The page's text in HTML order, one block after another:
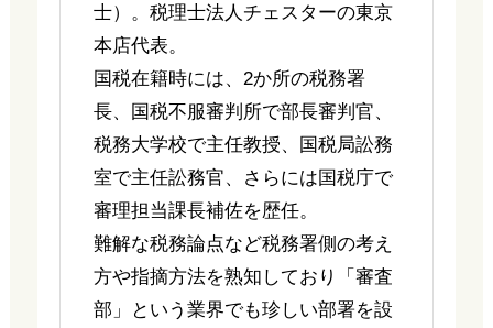
士）。税理士法人チェスターの東京
本店代表。
国税在籍時には、2か所の税務署
長、国税不服審判所で部長審判官、
税務大学校で主任教授、国税局訟務
室で主任訟務官、さらには国税庁で
審理担当課長補佐を歴任。
難解な税務論点など税務署側の考え
方や指摘方法を熟知しており「審査
部」という業界でも珍しい部署を設